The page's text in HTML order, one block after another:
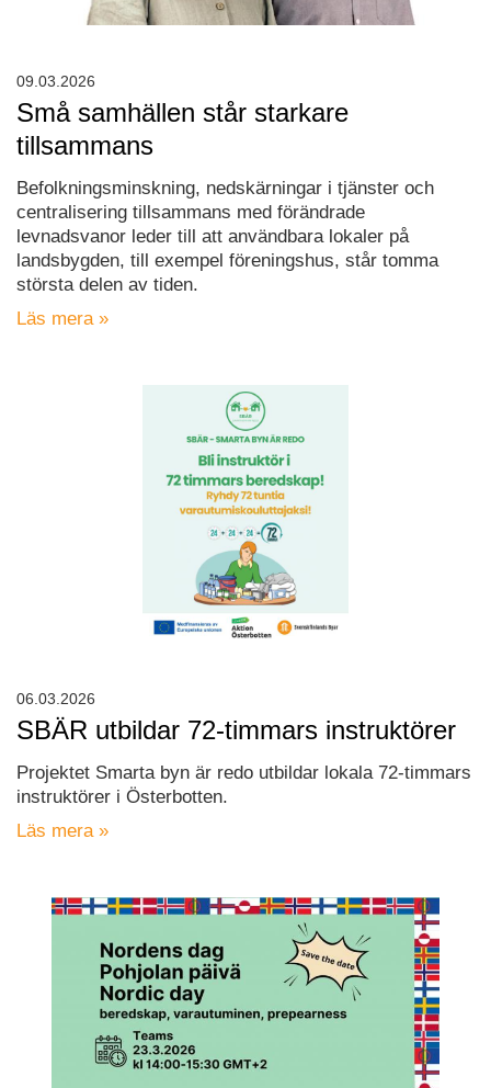
Små samhällen står starkare
tillsammans
Befolkningsminskning, nedskärningar i tjänster och
centralisering tillsammans med förändrade
levnadsvanor leder till att användbara lokaler på
landsbygden, till exempel föreningshus, står tomma
största delen av tiden.
Läs mera »
09.03.2026
SBÄR utbildar 72-timmars instruktörer
Projektet Smarta byn är redo utbildar lokala 72-timmars
instruktörer i Österbotten.
Läs mera »
06.03.2026